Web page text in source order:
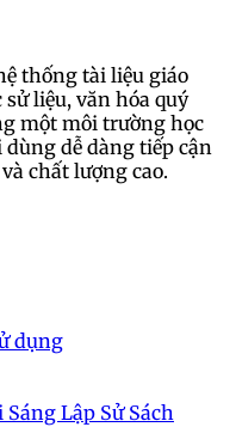
thống tài liệu giáo
liệu, văn hóa quý
một môi trường học
dễ dàng tiếp cận
chất lượng cao.
dụng
Lập Sử Sách